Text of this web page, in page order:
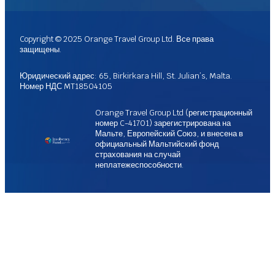
Copyright © 2025 Orange Travel Group Ltd. Все права
защищены.
Юридический адрес: 65, Birkirkara Hill, St. Julian’s, Malta.
Номер НДС MT18504105
Orange Travel Group Ltd (регистрационный
номер C-41701) зарегистрирована на
Мальте, Европейский Союз, и внесена в
официальный Мальтийский фонд
страхования на случай
неплатежеспособности.